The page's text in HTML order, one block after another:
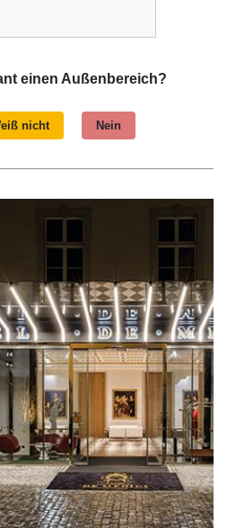
einen Außenbereich?
nicht Nein